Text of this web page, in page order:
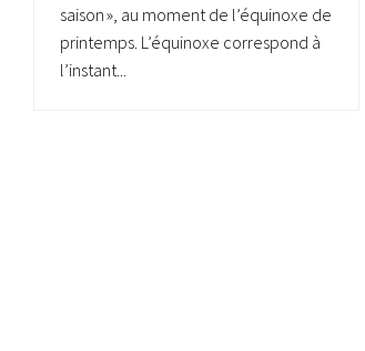
saison », au moment de l’équinoxe de
printemps. L’équinoxe correspond à
l’instant...